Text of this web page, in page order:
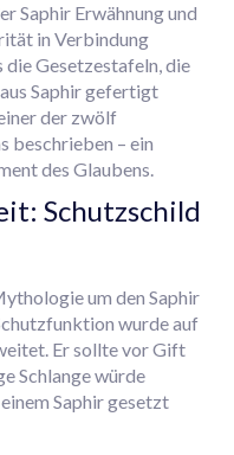
Saphir Erwähnung und
in Verbindung
Gesetzestafeln, die
Saphir gefertigt
der zwölf
beschrieben – ein
des Glaubens.
Schutzschild
um den Saphir
wurde auf
Er sollte vor Gift
Schlange würde
Saphir gesetzt